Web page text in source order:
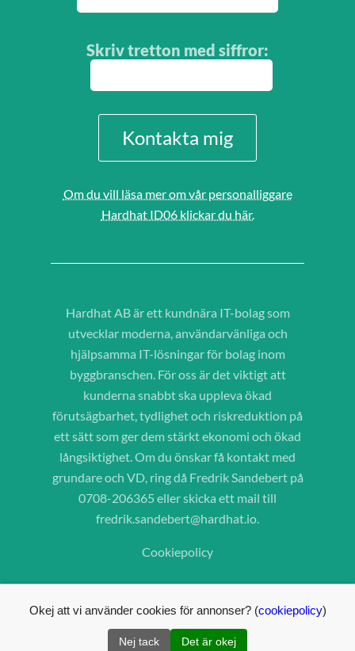
Skrivtretton med siffror:
Om du vill läsa mer om vår personalliggare
Hardhat ID06 klickar du här.
Hardhat AB är ett kundnära IT-bolag som
utvecklar moderna, användarvänliga och
hjälpsamma IT-lösningar för bolag inom
byggbranschen. För oss är det viktigt att
kunderna snabbt ska uppleva ökad
förutsägbarhet, tydlighet och riskreduktion på
ett sätt som ger dem stärkt ekonomi och ökad
långsiktighet. Om du önskar få kontakt med
grundare och VD, ring då Fredrik Sandebert på
0708-206365 eller skicka ett mail till
fredrik.sandebert@hardhat.io
Cookiepolicy
Okej att vi använder cookies för annonser? (cookiepolicy)
Nej tack Det är okej